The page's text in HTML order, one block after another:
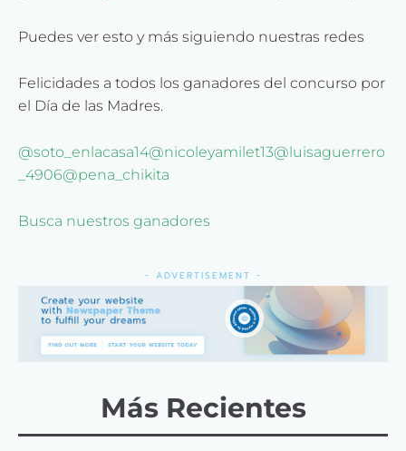
Puedes ver esto y más siguiendo nuestras redes
Felicidades a todos los ganadores del concurso por
el Día de las Madres.
@soto_enlacasa14@nicoleyamilet13@luisaguerrero
_4906@pena_chikita
Busca nuestros ganadores
- ADVERTISEMENT -
Más Recientes